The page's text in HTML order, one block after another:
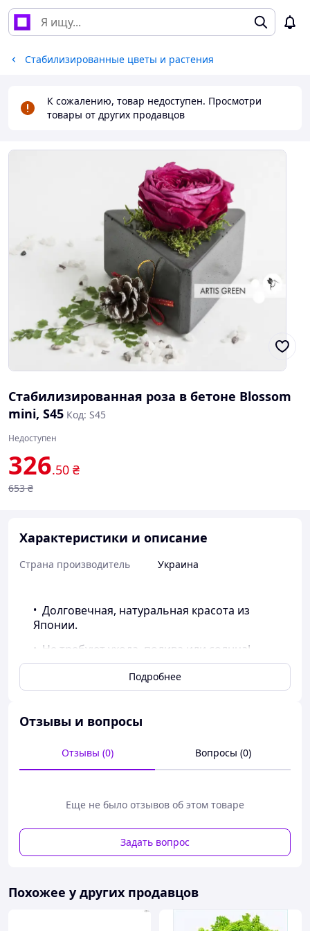
Стабилизированные цветы и растения
К сожалению, товар недоступен. Просмотри
товары от других продавцов
Стабилизированная роза в бетоне Blossom
mini, S45 Код: S45
Недоступен
326.50 ₴
653 ₴
Характеристики и описание
Страна производитель Украина
Долговечная, натуральная красота из
Японии.
Не требуют ухода, полива или солнца!
Сохраняет свежесть и легкий аромат от 3
лет.
ОПИСАНИЕ:
Подробнее
Отзывы и вопросы
Отзывы (0) Вопросы (0)
Еще не было отзывов об этом товаре
Задать вопрос
Похожее у других продавцов